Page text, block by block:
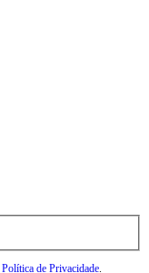
Política de Privacidade.